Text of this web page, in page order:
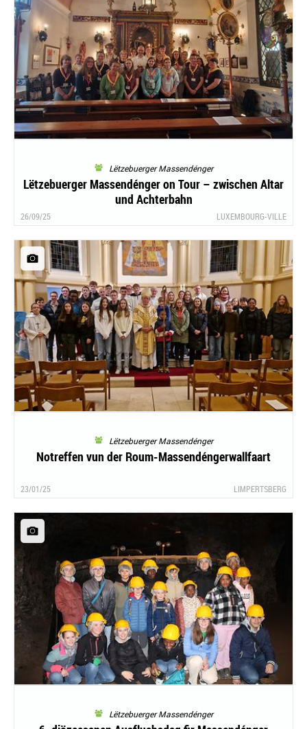
Lëtzebuerger Massendénger
Lëtzebuerger Massendénger on Tour – zwischen Altar
und Achterbahn
26/09/25 LUXEMBOURG-VILLE
Lëtzebuerger Massendénger
Notreffen vun der Roum-Massendéngerwallfaart
23/01/25 LIMPERTSBERG
Lëtzebuerger Massendénger